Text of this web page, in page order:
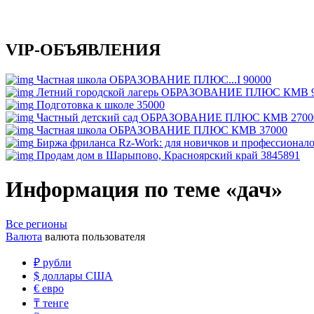
VIP-ОБЪЯВЛЕНИЯ
Частная школа ОБРАЗОВАНИЕ ПЛЮС...I 90000
Летний городской лагерь ОБРАЗОВАНИЕ ПЛЮС КМВ
Подготовка к школе 35000
Частный детский сад ОБРАЗОВАНИЕ ПЛЮС КМВ
Частная школа ОБРАЗОВАНИЕ ПЛЮС КМВ 37000
Биржа фриланса Rz-Work: для новичков и
Продам дом в Шарыпово, Красноярский край 3845891
Информация по теме «дач»
Все регионы
Валюта валюта пользователя
₽ рубли
$ доллары США
€ евро
₸ тенге